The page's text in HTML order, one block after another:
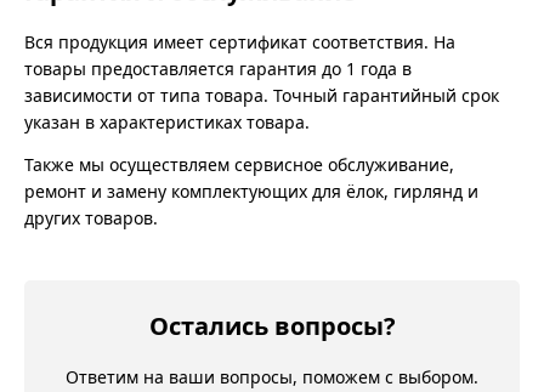
Вся продукция имеет сертификат соответствия. На
товары предоставляется гарантия до 1 года в
зависимости от типа товара. Точный гарантийный срок
указан в характеристиках товара.
Также мы осуществляем сервисное обслуживание,
ремонт и замену комплектующих для ёлок, гирлянд и
других товаров.
Остались вопросы?
Ответим на ваши вопросы, поможем с выбором.